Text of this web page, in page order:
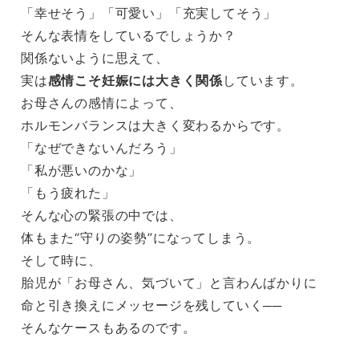
「幸せそう」「可愛い」「充実してそう」
そんな表情をしているでしょうか？
関係ないように思えて、
実は感情こそ妊娠には大きく関係しています。
お母さんの感情によって、
ホルモンバランスは大きく変わるからです。
「なぜできないんだろう」
「私が悪いのかな」
「もう疲れた」
そんな心の緊張の中では、
体もまた“守りの姿勢”になってしまう。
そして時に、
胎児が「お母さん、気づいて」と言わんばかりに
命と引き換えにメッセージを残していく──
そんなケースもあるのです。